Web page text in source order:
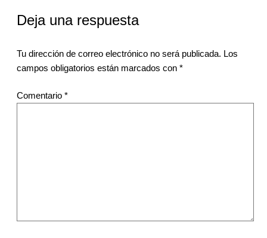
Deja una respuesta
Tu dirección de correo electrónico no será publicada. Los
campos obligatorios están marcados con *
Comentario *